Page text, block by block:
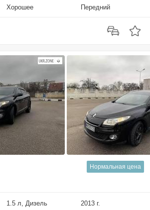
Хорошее Передний
Нормальная цена
1.5 л, Дизель
2013 г.